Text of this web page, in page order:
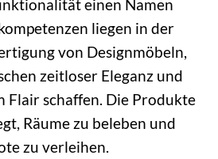
einen Namen
liegen in der
von Designmöbeln,
zeitloser Eleganz und
Flair schaffen. Die Produkte
Räume zu beleben und
zu verleihen.